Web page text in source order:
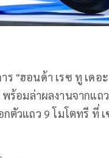
"ฮอนด้า เรซ ทู เดอ
พร้อมล่าผลงานจากแถว
กตัวแถว 9 โมโตทรี ที่ เ